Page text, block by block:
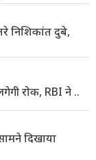
निशिकांत दुबे,
रोक, RBI ने ..
दिखाया